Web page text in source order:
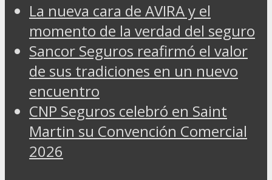
La nueva cara de AVIRA y el
momento de la verdad del seguro
Sancor Seguros reafirmó el valor
de sus tradiciones en un nuevo
encuentro
CNP Seguros celebró en Saint
Martin su Convención Comercial
2026